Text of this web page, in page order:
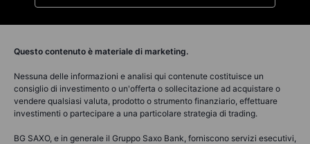
Questo contenuto è materiale di marketing.
Nessuna delle informazioni e analisi qui contenute costituisce un
consiglio di investimento o un'offerta o sollecitazione ad acquistare o
vendere qualsiasi valuta, prodotto o strumento finanziario, effettuare
investimenti o partecipare a una particolare strategia di trading.
BG SAXO, e in generale il Gruppo Saxo Bank, forniscono servizi esecutivi,